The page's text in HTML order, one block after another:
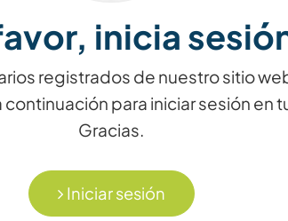
inicia
registrados de nuestro sitio
para iniciar sesión en
Gracias.
Iniciar sesión